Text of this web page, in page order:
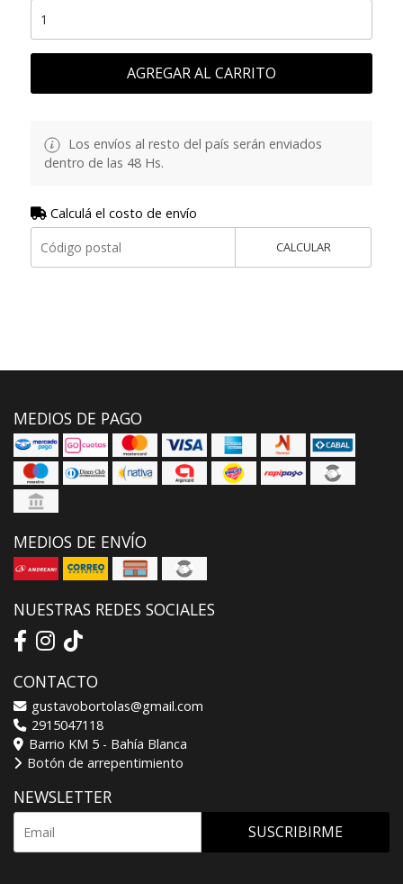
AGREGAR AL CARRITO
Los envíos al resto del país serán enviados
dentro de las 48 Hs.
Calculá el costo de envío
CALCULAR
MEDIOS DE PAGO
MEDIOS DE ENVÍO
NUESTRAS REDES SOCIALES
CONTACTO
gustavobortolas@gmail.com
2915047118
Barrio KM 5 - Bahía Blanca
Botón de arrepentimiento
NEWSLETTER
SUSCRIBIRME